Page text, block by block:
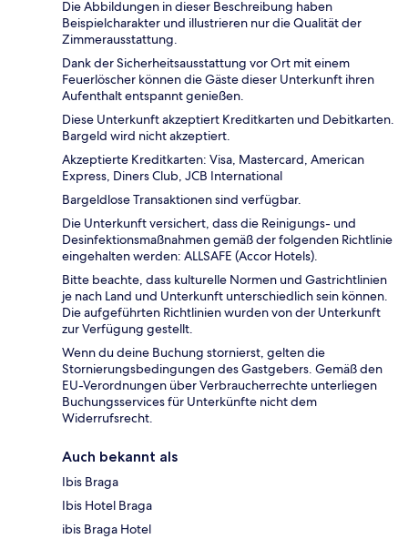
Die Abbildungen in dieser Beschreibung haben
Beispielcharakter und illustrieren nur die Qualität der
Zimmerausstattung.
Dank der Sicherheitsausstattung vor Ort mit einem
Feuerlöscher können die Gäste dieser Unterkunft ihren
Aufenthalt entspannt genießen.
Diese Unterkunft akzeptiert Kreditkarten und Debitkarten.
Bargeld wird nicht akzeptiert.
Akzeptierte Kreditkarten: Visa, Mastercard, American
Express, Diners Club, JCB International
Bargeldlose Transaktionen sind verfügbar.
Die Unterkunft versichert, dass die Reinigungs- und
Desinfektionsmaßnahmen gemäß der folgenden Richtlinie
eingehalten werden: ALLSAFE (Accor Hotels).
Bitte beachte, dass kulturelle Normen und Gastrichtlinien
je nach Land und Unterkunft unterschiedlich sein können.
Die aufgeführten Richtlinien wurden von der Unterkunft
zur Verfügung gestellt.
Wenn du deine Buchung stornierst, gelten die
Stornierungsbedingungen des Gastgebers. Gemäß den
EU-Verordnungen über Verbraucherrechte unterliegen
Buchungsservices für Unterkünfte nicht dem
Widerrufsrecht.
Auch bekannt als
Ibis Braga
Ibis Hotel Braga
ibis Braga Hotel